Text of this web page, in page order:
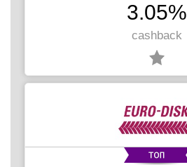
3.05%
cashback